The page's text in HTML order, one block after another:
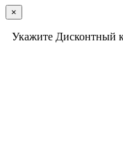
×
Укажите Дисконтный